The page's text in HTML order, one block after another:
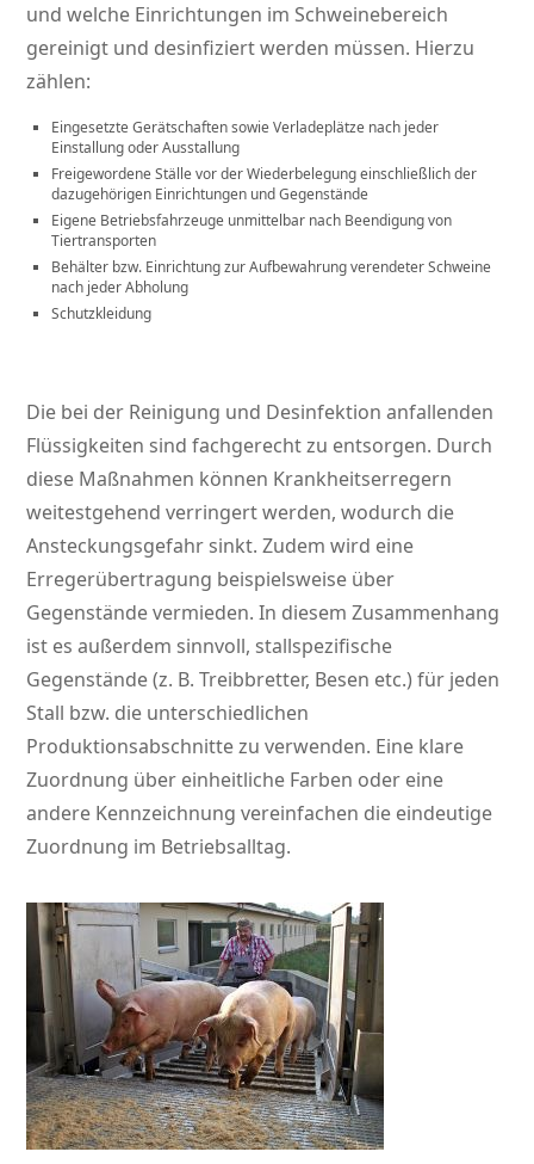
und welche Einrichtungen im Schweinebereich
gereinigt und desinfiziert werden müssen. Hierzu
zählen:
Eingesetzte Gerätschaften sowie Verladeplätze nach jeder
Einstallung oder Ausstallung
Freigewordene Ställe vor der Wiederbelegung einschließlich der
dazugehörigen Einrichtungen und Gegenstände
Eigene Betriebsfahrzeuge unmittelbar nach Beendigung von
Tiertransporten
Behälter bzw. Einrichtung zur Aufbewahrung verendeter Schweine
nach jeder Abholung
Schutzkleidung
Die bei der Reinigung und Desinfektion anfallenden
Flüssigkeiten sind fachgerecht zu entsorgen. Durch
diese Maßnahmen können Krankheitserregern
weitestgehend verringert werden, wodurch die
Ansteckungsgefahr sinkt. Zudem wird eine
Erregerübertragung beispielsweise über
Gegenstände vermieden. In diesem Zusammenhang
ist es außerdem sinnvoll, stallspezifische
Gegenstände (z. B. Treibbretter, Besen etc.) für jeden
Stall bzw. die unterschiedlichen
Produktionsabschnitte zu verwenden. Eine klare
Zuordnung über einheitliche Farben oder eine
andere Kennzeichnung vereinfachen die eindeutige
Zuordnung im Betriebsalltag.